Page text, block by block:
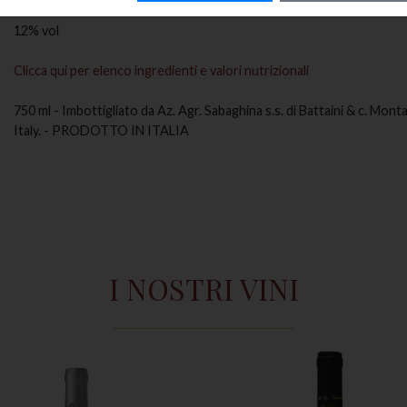
12% vol
Clicca qui per elenco ingredienti e valori nutrizionali
750 ml - Imbottigliato da Az. Agr. Sabaghina s.s. di Battaini & c.
Italy. - PRODOTTO IN ITALIA
I NOSTRI VINI